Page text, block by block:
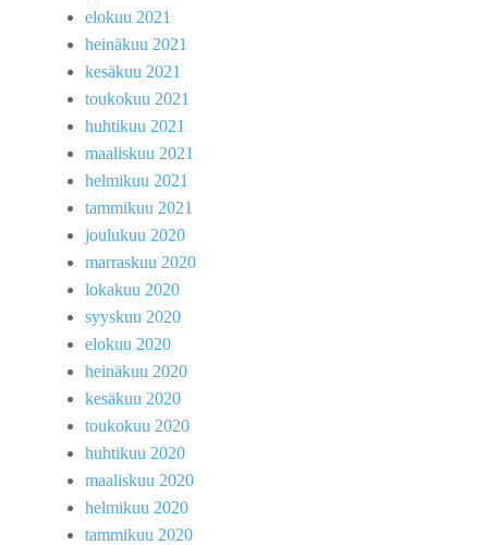
elokuu 2021
heinäkuu 2021
kesäkuu 2021
toukokuu 2021
huhtikuu 2021
maaliskuu 2021
helmikuu 2021
tammikuu 2021
joulukuu 2020
marraskuu 2020
lokakuu 2020
syyskuu 2020
elokuu 2020
heinäkuu 2020
kesäkuu 2020
toukokuu 2020
huhtikuu 2020
maaliskuu 2020
helmikuu 2020
tammikuu 2020